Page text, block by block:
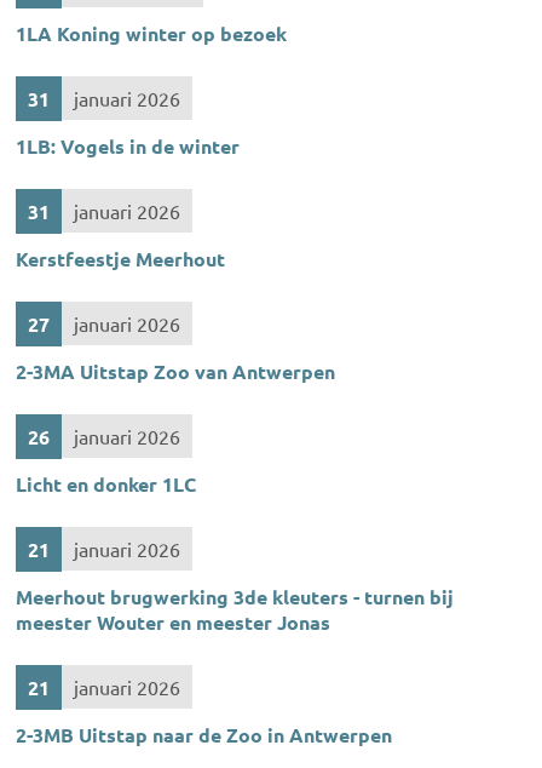
1LA Koning winter op bezoek
31 januari 2026
1LB: Vogels in de winter
31 januari 2026
Kerstfeestje Meerhout
27 januari 2026
2-3MA Uitstap Zoo van Antwerpen
26 januari 2026
Licht en donker 1LC
21 januari 2026
Meerhout brugwerking 3de kleuters - turnen bij
meester Wouter en meester Jonas
21 januari 2026
2-3MB Uitstap naar de Zoo in Antwerpen